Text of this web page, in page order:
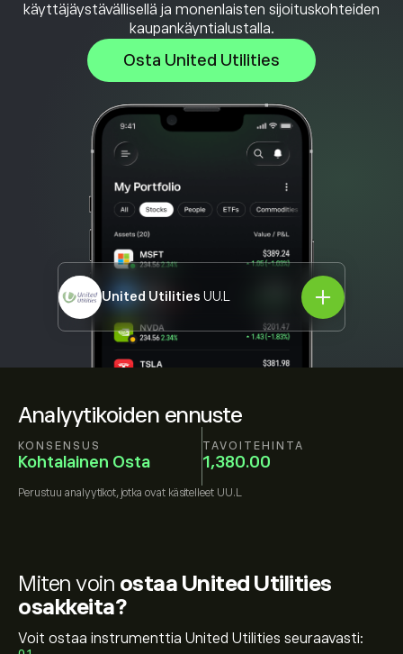
Analyytikoiden ennuste
KONSENSUS
Kohtalainen Osta
TAVOITEHINTA
1,380.00
Perustuu analyytikot, jotka ovat käsitelleet UU.L
käyttäjäystävällisellä ja monenlaisten sijoituskohteiden
kaupankäyntialustalla.
Osta United Utilities
United Utilities UU.L
Miten voin ostaa United Utilities
osakkeita?
Voit ostaa instrumenttia United Utilities seuraavasti: